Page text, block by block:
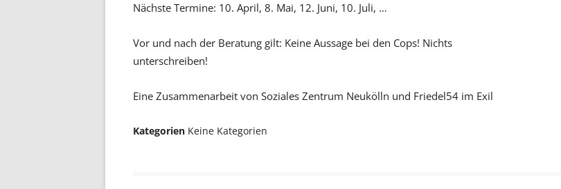
Nächste Termine: 10. April, 8. Mai, 12. Juni, 10. Juli, …
Vor und nach der Beratung gilt: Keine Aussage bei den Cops! Nichts
unterschreiben!
Eine Zusammenarbeit von Soziales Zentrum Neukölln und Friedel54 im Exil
Kategorien Keine Kategorien